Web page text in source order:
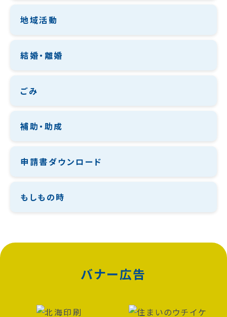
地域活動
結婚・離婚
ごみ
補助・助成
申請書ダウンロード
もしもの時
バナー広告